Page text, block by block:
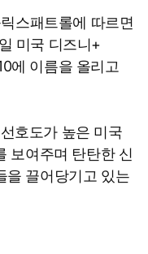
스패트롤에 따르면
미국 디즈니+
에 이름을 올리고
호도가 높은 미국
보여주며 탄탄한 신
을 끌어당기고 있는